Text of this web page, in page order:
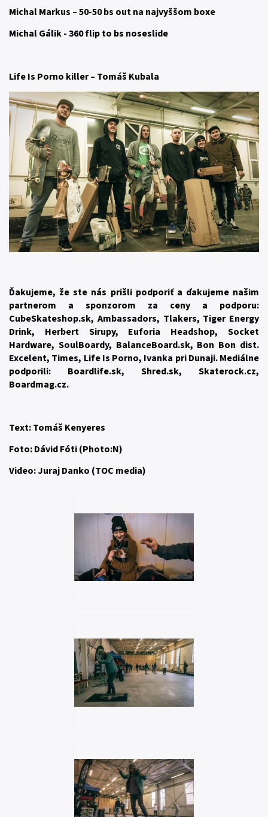
Michal Markus – 50-50 bs out na najvyššom boxe
Michal Gálik - 360 flip to bs noseslide
Life Is Porno killer – Tomáš Kubala
Ďakujeme, že ste nás prišli podporiť a ďakujeme našim
partnerom a sponzorom za ceny a podporu:
CubeSkateshop.sk, Ambassadors, Tlakers, Tiger Energy
Drink, Herbert Sirupy, Euforia Headshop, Socket
Hardware, SoulBoardy, BalanceBoard.sk, Bon Bon dist.
Excelent, Times, Life Is Porno, Ivanka pri Dunaji. Mediálne
podporili: Boardlife.sk, Shred.sk, Skaterock.cz,
Boardmag.cz.
Text: Tomáš Kenyeres
Foto: Dávid Fóti (Photo:N)
Video: Juraj Danko (TOC media)